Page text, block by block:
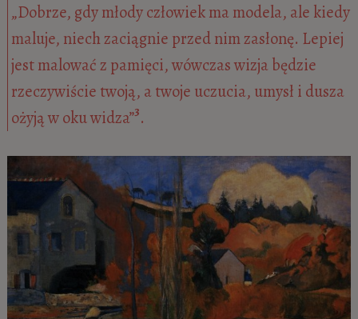
„Dobrze, gdy młody człowiek ma modela, ale kiedy
maluje, niech zaciągnie przed nim zasłonę. Lepiej
jest malować z pamięci, wówczas wizja będzie
rzeczywiście twoją, a twoje uczucia, umysł i dusza
ożyją w oku widza”3.